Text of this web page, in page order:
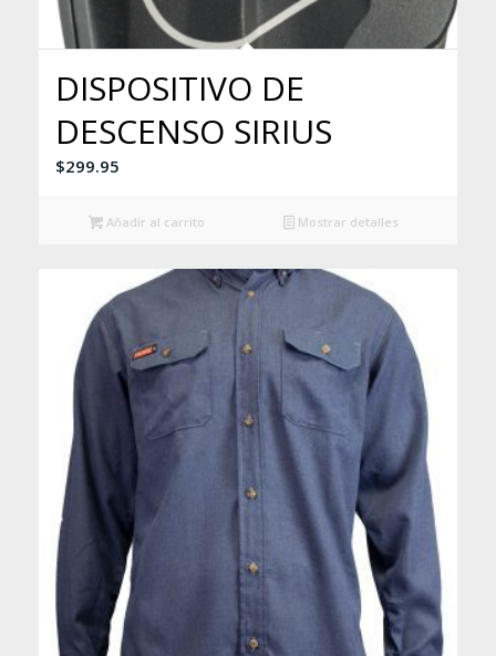
DISPOSITIVO DE
DESCENSO SIRIUS
$299.95
Añadir al carrito Mostrar detalles